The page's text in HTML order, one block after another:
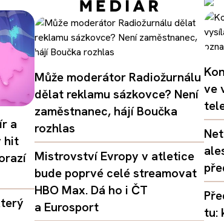
a
hit
Může moderátor Radiožurnálu
dělat reklamu sázkovce? Není
zaměstnanec, hájí Boučka
rozhlas
Mistrovství Evropy v atletice
bude poprvé celé streamovat
HBO Max. Dá ho i ČT
a Eurosport
ve
tu: